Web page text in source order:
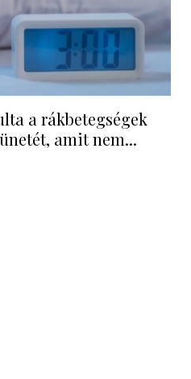
a rákbetegségek
amit nem...